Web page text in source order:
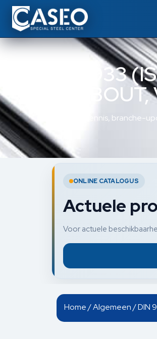
DIN 933
Materiaalkennis, branche-
ONLINE CATALOGUS
Actuele
Voor actuele
Home/Algemeen/ DIN